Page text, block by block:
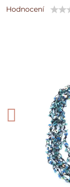
Hodnocení